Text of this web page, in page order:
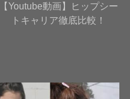
【Youtube動画】ヒップシー
トキャリア徹底比較！